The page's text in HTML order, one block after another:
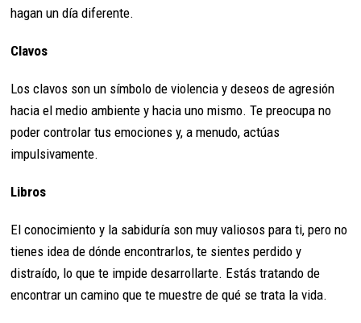
hagan un día diferente.
Clavos
Los clavos son un símbolo de violencia y deseos de agresión
hacia el medio ambiente y hacia uno mismo. Te preocupa no
poder controlar tus emociones y, a menudo, actúas
impulsivamente.
Libros
El conocimiento y la sabiduría son muy valiosos para ti, pero no
tienes idea de dónde encontrarlos, te sientes perdido y
distraído, lo que te impide desarrollarte. Estás tratando de
encontrar un camino que te muestre de qué se trata la vida.